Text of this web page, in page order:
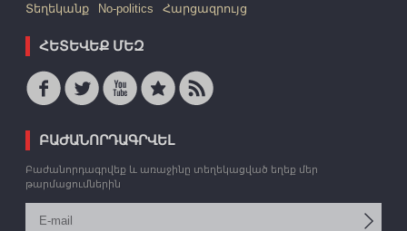
Տեղեկանք
No-politics Հարցազրույց
ՀԵՏԵՎԵՔ ՄԵԶ
ԲԱԺԱՆՈՐԴԱԳՐՎԵԼ
Բաժանորդագրվեք և առաջինը տեղեկացված եղեք մեր
թարմացումներին